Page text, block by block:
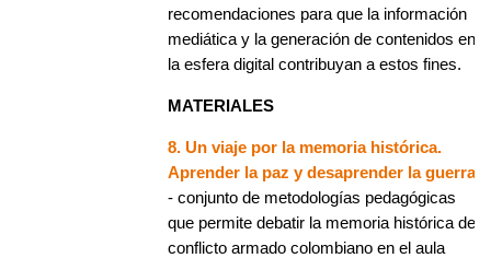
recomendaciones para que la información
mediática y la generación de contenidos en
la esfera digital contribuyan a estos fines.
MATERIALES
8. Un viaje por la memoria histórica.
Aprender la paz y desaprender la guerra
- conjunto de metodologías pedagógicas
que permite debatir la memoria histórica del
conflicto armado colombiano en el aula